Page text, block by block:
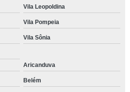
Vila Leopoldina
Vila Pompeia
Vila Sônia
Aricanduva
Belém